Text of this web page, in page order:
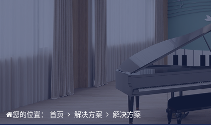
您的位置： 首页 解决方案 解决方案